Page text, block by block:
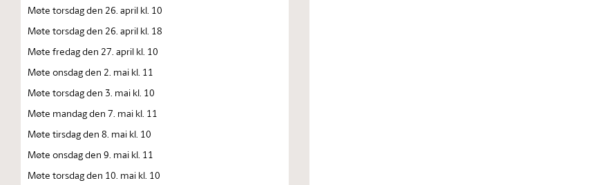
Møte torsdag den 26. april kl. 10
Møte torsdag den 26. april kl. 18
Møte fredag den 27. april kl. 10
Møte onsdag den 2. mai kl. 11
Møte torsdag den 3. mai kl. 10
Møte mandag den 7. mai kl. 11
Møte tirsdag den 8. mai kl. 10
Møte onsdag den 9. mai kl. 11
Møte torsdag den 10. mai kl. 10